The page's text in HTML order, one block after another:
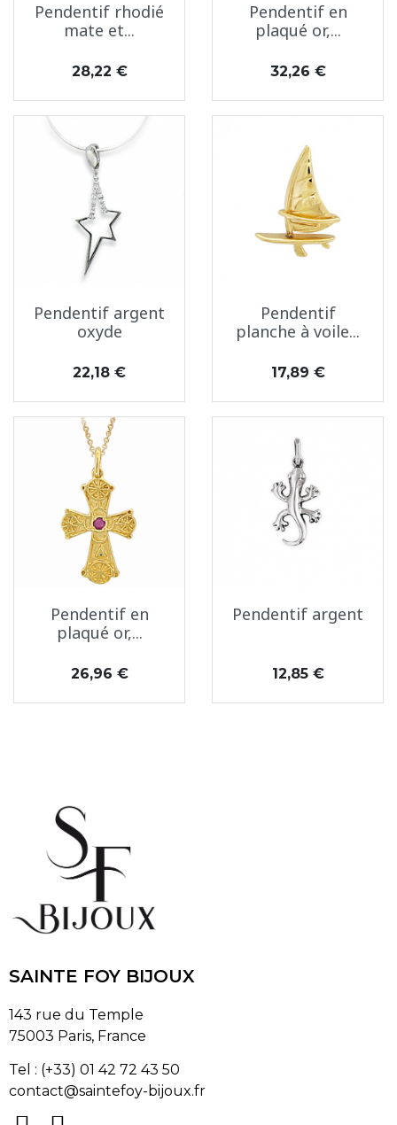
Pendentif rhodié
mate et...
Prix
28,22 €
Pendentif en
plaqué or,...
Prix
32,26 €
Pendentif argent
oxyde
Prix
22,18 €
Pendentif
planche à voile...
Prix
17,89 €
Pendentif en
plaqué or,...
Prix
26,96 €
Pendentif argent
Prix
12,85 €
SAINTE FOY BIJOUX
143 rue du Temple
75003 Paris, France
Tel : (+33) 01 42 72 43 50
contact@saintefoy-bijoux.fr